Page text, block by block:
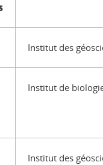
Institut des
Institut de
Institut des